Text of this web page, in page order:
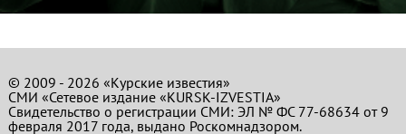
© 2009 - 2026 «Курские известия»
СМИ «Сетевое издание «KURSK-IZVESTIA»
Свидетельство о регистрации СМИ: ЭЛ № ФС 77-68634 от 9
февраля 2017 года, выдано Роскомнадзором.